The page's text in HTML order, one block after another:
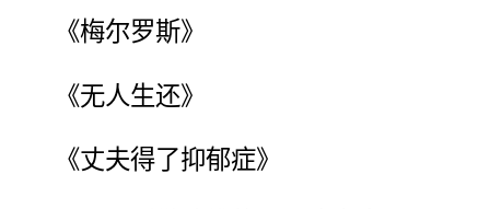
《梅尔罗斯》
《无人生还》
《丈夫得了抑郁症》